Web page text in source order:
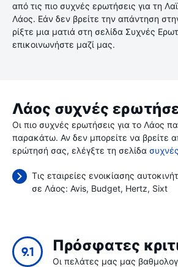
από τις πιο συχνές ερωτήσεις για τη
Λάος. Εάν δεν βρείτε την απάντηση
ρίξτε μια ματιά στη σελίδα Συχνές
επικοινωνήστε μαζί μας.
Λάος συχνές
Οι πιο συχνές ερωτήσεις για το Λάος
παρακάτω. Αν δεν μπορείτε να βρείτε
ερώτησή σας, ελέγξτε τη σελίδα
Τις εταιρείες ενοικίασης
σε Λάος: Avis Budget Hertz Sixt
9.1 Πρόσφατες
Οι πελάτες μας μας